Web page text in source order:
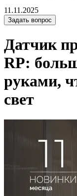
11.11.2025
Задать вопрос
Датчик
RP:
руками,
свет